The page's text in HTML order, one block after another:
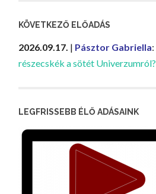
KÖVETKEZŐ ELŐADÁS
2026.09.17. | Pásztor Gabriella:
részecskék a sötét Univerzumról?
LEGFRISSEBB ÉLŐ ADÁSAINK